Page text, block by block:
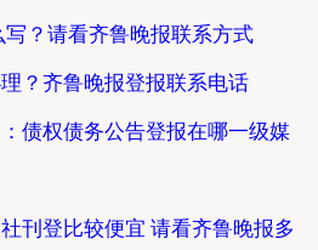
？请看齐鲁晚报联系方式
？齐鲁晚报登报联系电话
债权债务公告登报在哪一级媒
刊登比较便宜 请看齐鲁晚报多